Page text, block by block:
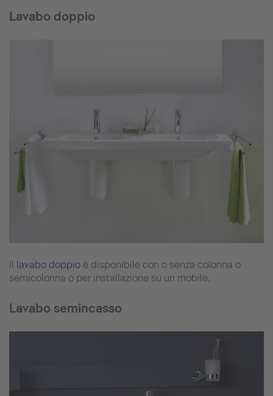
Lavabo doppio
Il lavabo doppio è disponibile con o senza colonna o
semicolonna o per installazione su un mobile.
Lavabo semincasso